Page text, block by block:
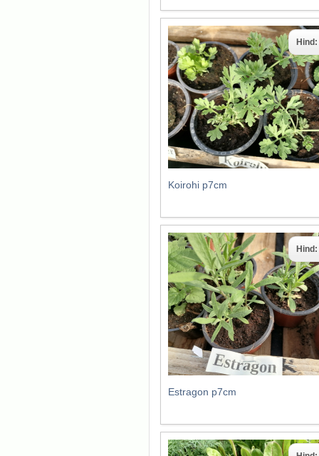
Koirohi p7cm
Hind:
Estragon p7cm
Hind: